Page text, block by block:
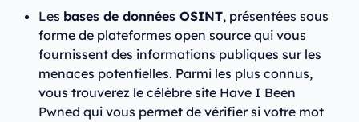
Les bases de données OSINT, présentées sous
forme de plateformes open source qui vous
fournissent des informations publiques sur les
menaces potentielles. Parmi les plus connus,
vous trouverez le célèbre site Have I Been
Pwned qui vous permet de vérifier si votre mot